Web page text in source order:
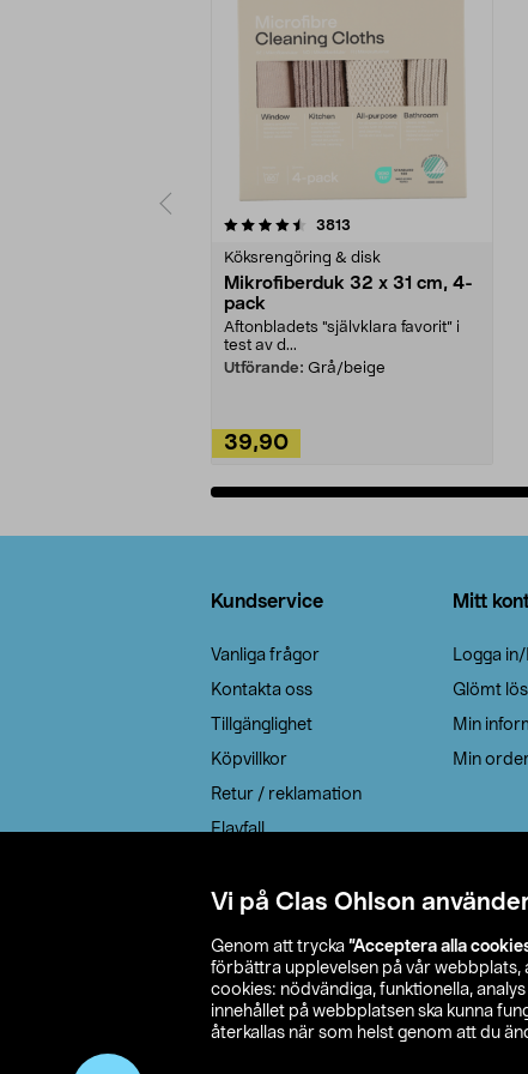
Vi på Clas Ohlson
Genom att trycka ”Acceptera alla
förbättra upplevelsen på vår webbplats,
cookies: nödvändiga, funktionella,
innehållet på webbplatsen ska kunna
återkallas när som helst genom att du
3813
Köksrengöring & disk
Mikrofiberduk 32 x 31 cm, 4-
pack
Aftonbladets "självklara favorit” i
test av d...
Utförande: Grå/beige
39,90
4.0av 5 stjärnor
Kundservice
Vanliga frågor
Kontakta oss
Tillgänglighet
Köpvillkor
Retur / reklamation
Elavfall
Leveransalternativ
Mitt
Logga
Glömt
Min
Min